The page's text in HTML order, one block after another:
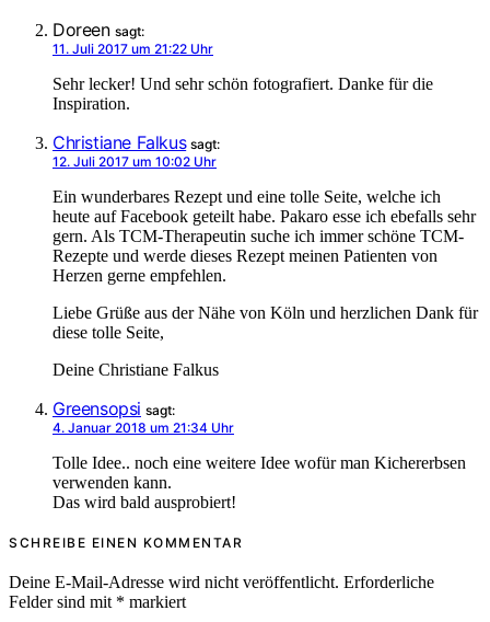
Doreen sagt:
11. Juli 2017 um 21:22 Uhr
Sehr lecker! Und sehr schön fotografiert. Danke für die
Inspiration.
Christiane Falkus sagt:
12. Juli 2017 um 10:02 Uhr
Ein wunderbares Rezept und eine tolle Seite, welche ich
heute auf Facebook geteilt habe. Pakaro esse ich ebefalls sehr
gern. Als TCM-Therapeutin suche ich immer schöne TCM-
Rezepte und werde dieses Rezept meinen Patienten von
Herzen gerne empfehlen.
Liebe Grüße aus der Nähe von Köln und herzlichen Dank für
diese tolle Seite,
Deine Christiane Falkus
Greensopsi sagt:
4. Januar 2018 um 21:34 Uhr
Tolle Idee.. noch eine weitere Idee wofür man Kichererbsen
verwenden kann.
Das wird bald ausprobiert!
SCHREIBE EINEN KOMMENTAR
Deine E-Mail-Adresse wird nicht veröffentlicht. Erforderliche
Felder sind mit * markiert